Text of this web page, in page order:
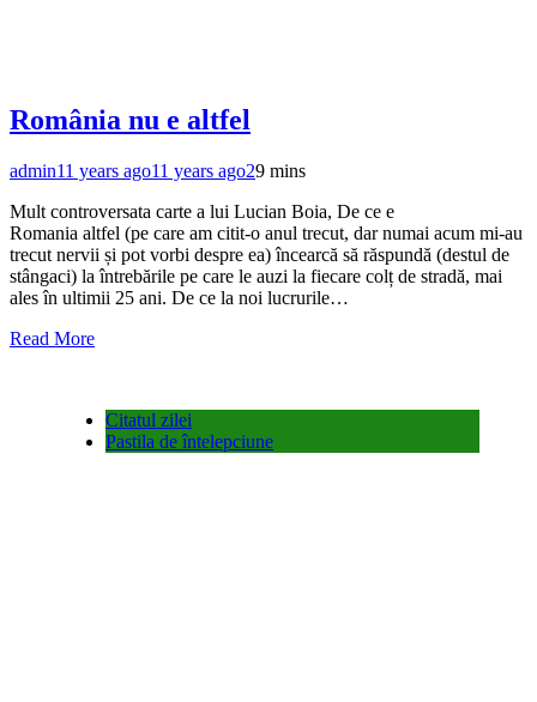
România nu e altfel
admin11 years ago11 years ago29 mins
Mult controversata carte a lui Lucian Boia, De ce e
Romania altfel (pe care am citit-o anul trecut, dar numai acum mi-au
trecut nervii și pot vorbi despre ea) încearcă să răspundă (destul de
stângaci) la întrebările pe care le auzi la fiecare colț de stradă, mai
ales în ultimii 25 ani. De ce la noi lucrurile…
Read More
Citatul zilei
Pastila de întelepciune